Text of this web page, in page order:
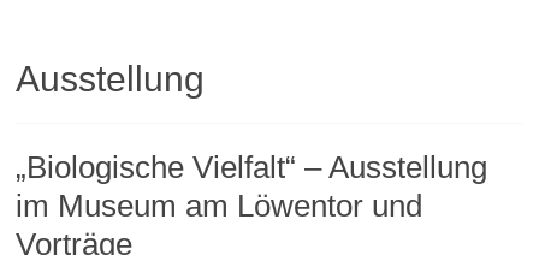
Ausstellung
„Biologische Vielfalt“ – Ausstellung
im Museum am Löwentor und
Vorträge